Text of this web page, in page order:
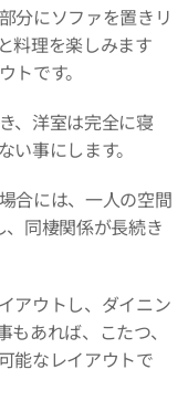
分にソファを置きリ
料理を楽しみます
です。
、洋室は完全に寝
事にします。
合には、一人の空間
同棲関係が長続き
アウトし、ダイニン
あれば、こたつ、
能なレイアウトで